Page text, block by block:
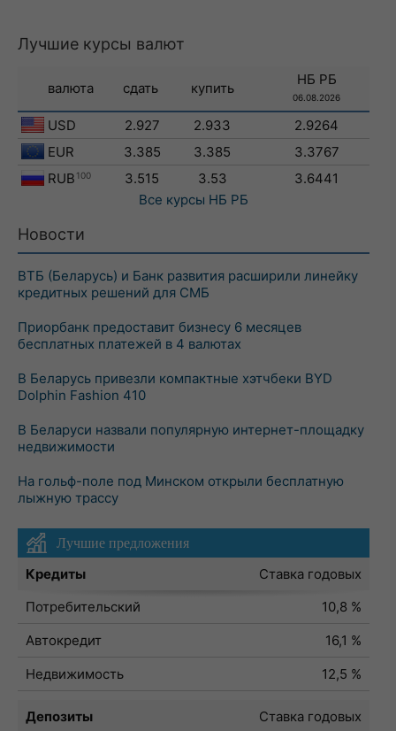
Лучшие курсы валют
валюта сдать купить
НБ РБ
06.08.2026
USD 2.927 2.933
2.9264
EUR
3.385 3.385
3.3767
RUB 100 3.515 3.53
3.6441
Все курсы НБ РБ
Новости
ВТБ (Беларусь) и Банк развития расширили линейку
кредитных решений для СМБ
Приорбанк предоставит бизнесу 6 месяцев
бесплатных платежей в 4 валютах
В Беларусь привезли компактные хэтчбеки BYD
Dolphin Fashion 410
В Беларуси назвали популярную интернет-площадку
недвижимости
На гольф-поле под Минском открыли бесплатную
лыжную трассу
Лучшие предложения
Кредиты
Ставка годовых
Потребительский
10,8 %
Автокредит
16,1 %
Недвижимость
12,5 %
Депозиты
Ставка годовых